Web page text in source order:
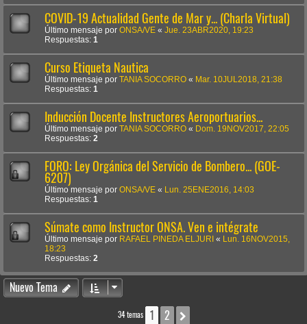
COVID-19 Actualidad Gente de Mar y... (Charla Virtual)
Último mensaje por ONSA/VE « Jue. 23ABR2020, 19:23
Respuestas: 1
Curso Etiqueta Nautica
Último mensaje por TANIA SOCORRO « Mar. 10JUL2018, 21:38
Respuestas: 1
Inducción Docente Instructores Aeroportuarios...
Último mensaje por TANIA SOCORRO « Dom. 19NOV2017, 22:05
Respuestas: 2
FORO: Ley Orgánica del Servicio de Bombero... (GOE-
6207)
Último mensaje por ONSA/VE «
Lun. 25ENE2016, 14:03
Respuestas: 1
Súmate como Instructor ONSA. Ven e intégrate
Último mensaje por RAFAEL PINEDA ELJURI «
Lun. 16NOV2015,
18:23
Respuestas: 2
Nuevo Tema
34 temas 1 2